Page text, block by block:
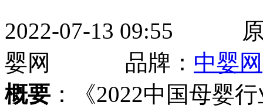
2022-07-13 09:55 原
婴网 品牌： 中婴网
概要 ：《2022中国母婴